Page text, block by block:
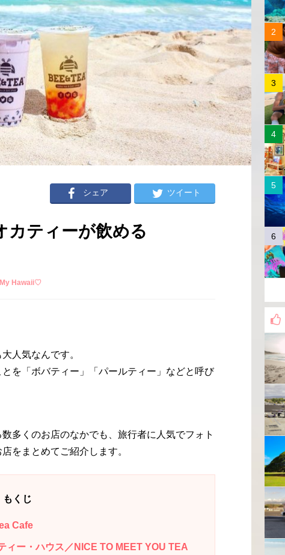
シェア ツイート
カティーが飲める
Hawaii♡
人気なんです。
を「ボバティー」「パールティー」などと呼び
多くのお店のなかでも、旅行者に人気でフォト
をまとめてご紹介します。
もくじ
Cafe
ィー・ハウス／NICE TO MEET YOU TEA